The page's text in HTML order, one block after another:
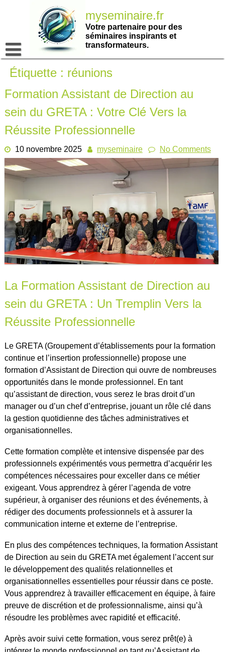
myseminaire.fr
Votre partenaire pour des
séminaires inspirants et
transformateurs.
Étiquette : réunions
Formation Assistant de Direction au
sein du GRETA : Votre Clé Vers la
Réussite Professionnelle
10 novembre 2025 myseminaire No Comments
La Formation Assistant de Direction au
sein du GRETA : Un Tremplin Vers la
Réussite Professionnelle
Le GRETA (Groupement d’établissements pour la formation
continue et l’insertion professionnelle) propose une
formation d’Assistant de Direction qui ouvre de nombreuses
opportunités dans le monde professionnel. En tant
qu’assistant de direction, vous serez le bras droit d’un
manager ou d’un chef d’entreprise, jouant un rôle clé dans
la gestion quotidienne des tâches administratives et
organisationnelles.
Cette formation complète et intensive dispensée par des
professionnels expérimentés vous permettra d’acquérir les
compétences nécessaires pour exceller dans ce métier
exigeant. Vous apprendrez à gérer l’agenda de votre
supérieur, à organiser des réunions et des événements, à
rédiger des documents professionnels et à assurer la
communication interne et externe de l’entreprise.
En plus des compétences techniques, la formation Assistant
de Direction au sein du GRETA met également l’accent sur
le développement des qualités relationnelles et
organisationnelles essentielles pour réussir dans ce poste.
Vous apprendrez à travailler efficacement en équipe, à faire
preuve de discrétion et de professionnalisme, ainsi qu’à
résoudre les problèmes avec rapidité et efficacité.
Après avoir suivi cette formation, vous serez prêt(e) à